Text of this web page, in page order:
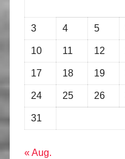
3 4 5
10 11 12
17 18 19
24 25 26
31
« Aug.